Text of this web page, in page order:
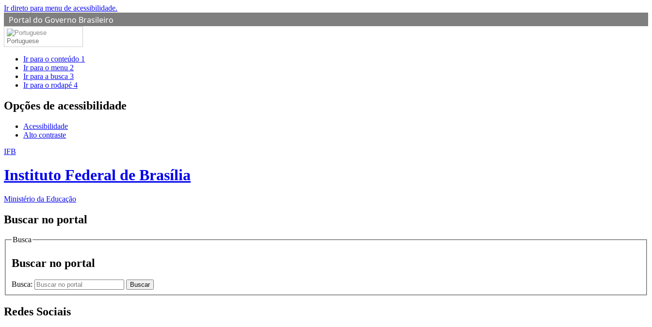
Ir direto para menu de acessibilidade.
Portal do Governo Brasileiro
Portuguese
Ir para o conteúdo 1
Ir para o menu 2
Ir para a busca 3
Ir para o rodapé 4
Opções de acessibilidade
Acessibilidade
Alto contraste
IFB
Instituto Federal de Brasília
Ministério da Educação
Buscar no portal
Busca
Buscar no portal
Busca: Buscar
Redes Sociais